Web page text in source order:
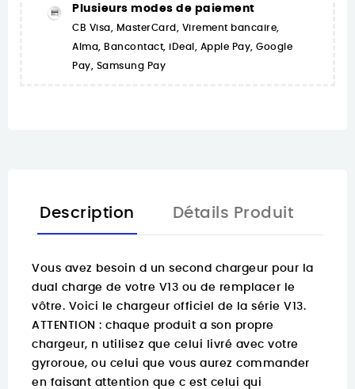
Plusieurs modes de paiement
CB Visa, MasterCard, Virement bancaire,
Alma, Bancontact, iDeal, Apple Pay, Google
Pay, Samsung Pay
Description Détails Produit
Vous avez besoin d un second chargeur pour la
dual charge de votre V13 ou de remplacer le
vôtre. Voici le chargeur officiel de la série V13.
ATTENTION : chaque produit a son propre
chargeur, n utilisez que celui livré avec votre
gyroroue, ou celui que vous aurez commander
en faisant attention que c est celui qui